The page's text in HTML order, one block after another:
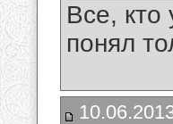
Все, кто
понял